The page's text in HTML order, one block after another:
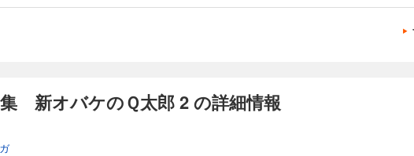
新オバケのＱ太郎 2 の詳細情報